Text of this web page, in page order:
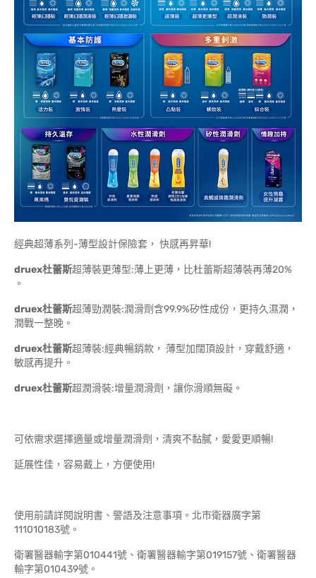
經典超薄系列-薄型設計保險套， 快感再昇華!
druex杜蕾斯超薄裝更薄型:薄上更薄，比杜蕾斯超薄裝再薄20%
。
druex杜蕾斯超薄勁潤裝:潤滑劑含99.9%矽性成份，更持久濕潤，
潤戰一整晚。
druex杜蕾斯超薄裝:經典暢銷款， 薄型加闊頂設計，穿戴舒適，
敏感再提升。
druex杜蕾斯超潤滑裝:增量潤滑劑，讓你滑順無礙。
可依需求選擇適量或增量潤滑劑，清爽不黏膩，愛愛更順暢!
延展性佳，容易戴上，方便使用!
使用前請詳閱說明書、警語及注意事項。北市衛器廣字第
111010183號。
衛署醫器輸字第010441號、衛署醫器輸字第019157號、衛署醫器
輸字第010439號。